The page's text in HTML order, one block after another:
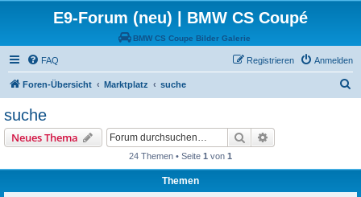
E9-Forum (neu) | BMW CS Coupé
BMW CS Coupe Bilder Galerie
FAQ Anmelden
Registrieren
Foren-Übersicht Marktplatz suche
suche
Neues Thema Suche
24 Themen • Seite 1 von 1
Themen